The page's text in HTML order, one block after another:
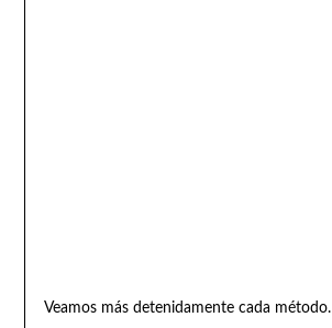
Veamos más detenidamente cada método.